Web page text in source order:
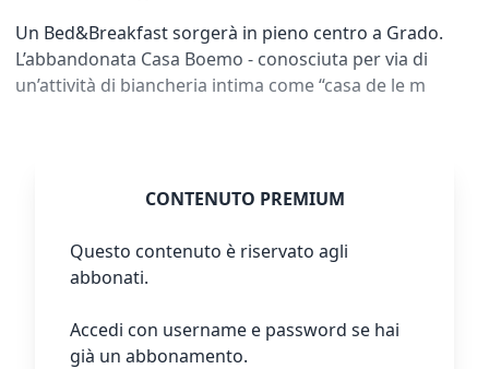
Un Bed&Breakfast sorgerà in pieno centro a Grado.
L’abbandonata Casa Boemo - conosciuta per via di
un’attività di biancheria intima come “casa de le m
CONTENUTO PREMIUM
Questo contenuto è riservato agli
abbonati.
Accedi con username e password se hai
già un abbonamento.